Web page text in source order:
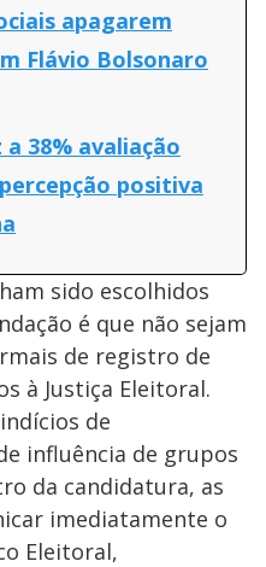
apagarem
Flávio Bolsonaro
38% avaliação
positiva
sido escolhidos
é que não sejam
de registro de
à Justiça Eleitoral.
de
influência de grupos
da candidatura, as
imediatamente o
Eleitoral,